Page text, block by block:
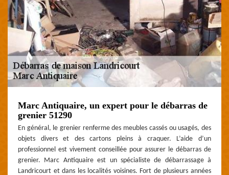
Marc Antiquaire, un expert pour le débarras de
grenier 51290
En général, le grenier renferme des meubles cassés ou usagés, des
objets divers et des cartons pleins à craquer. L’aide d’un
professionnel est vivement conseillée pour assurer le débarras de
grenier. Marc Antiquaire est un spécialiste de débarrassage à
Landricourt et dans les localités voisines. Fort de plusieurs années